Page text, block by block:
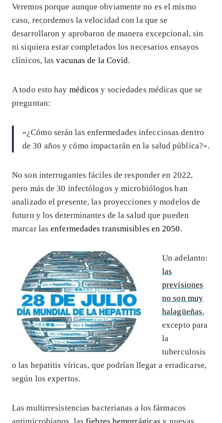
Veremos porque aunque obviamente no es el mismo
caso, recordemos la velocidad con la que se
desarrollaron y aprobaron de manera excepcional, sin
ni siquiera estar completados los necesarios ensayos
clínicos, lasvacunas de la Covid.
A todo esto hay médicos y sociedades médicas que se
preguntan:
«¿Cómo serán las enfermedades infecciosas dentro
de 30 años y cómo impactarán en la salud pública?».
No son interrogantes fáciles de responder en 2022,
pero más de 30 infectólogos y microbiólogos han
analizado el presente, las proyecciones y modelos de
futuro y los determinantes de la salud que pueden
marcar lasenfermedades transmisibles en 2050.
Un adelanto:
las
previsiones
no son muy
halagüeñas,
excepto para
la
tuberculosis
o las hepatitis víricas, que podrían llegar a erradicarse,
según los expertos.
Las multirresistencias bacterianas a los fármacos
antimicrobianos, lasfiebres hemorrágicas y nuevas